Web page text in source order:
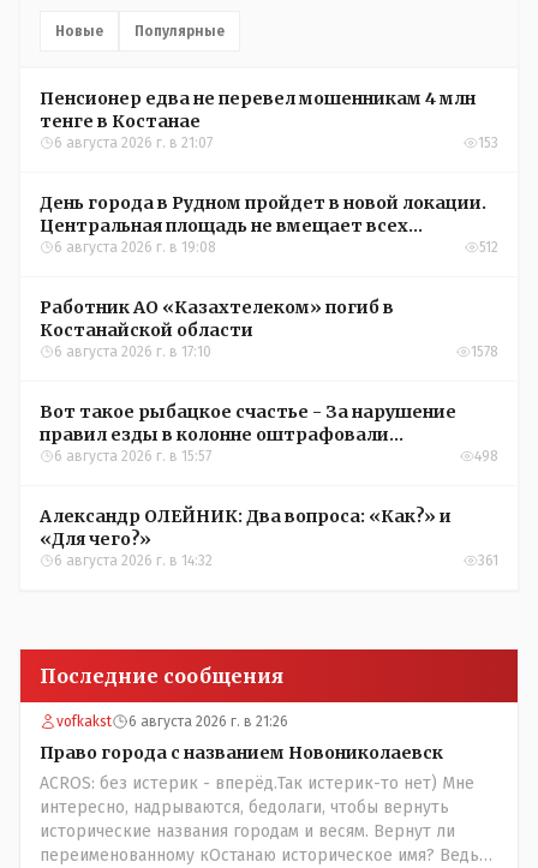
Новые Популярные
Пенсионер едва не перевел мошенникам 4 млн
тенге в Костанае
6 августа 2026 г. в 21:07 153
День города в Рудном пройдет в новой локации.
Центральная площадь не вмещает всех
желающих
6 августа 2026 г. в 19:08 512
Работник АО «Казахтелеком» погиб в
Костанайской области
6 августа 2026 г. в 17:10 1578
Вот такое рыбацкое счастье - За нарушение
правил езды в колонне оштрафовали
участников соревнований в Аркалыке
6 августа 2026 г. в 15:57 498
Александр ОЛЕЙНИК: Два вопроса: «Как?» и
«Для чего?»
6 августа 2026 г. в 14:32 361
Последние сообщения
vofkakst 6 августа 2026 г. в 21:26
Право города с названием Новониколаевск
ACROS: без истерик - вперёд.Так истерик-то нет) Мне
интересно, надрываются, бедолаги, чтобы вернуть
исторические названия городам и весям. Вернут ли
переименованному кОстанаю историческое имя? Ведь